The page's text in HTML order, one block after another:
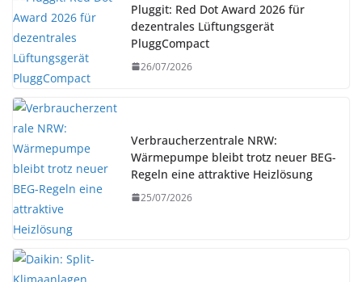
Pluggit: Red Dot Award 2026 für
dezentrales Lüftungsgerät
PluggCompact
26/07/2026
Verbraucherzentrale NRW:
Wärmepumpe bleibt trotz neuer BEG-
Regeln eine attraktive Heizlösung
25/07/2026